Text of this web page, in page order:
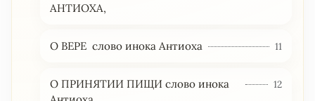
АНТИОХА,
О ВЕРЕ слово инока Антиоха 11
О ПРИНЯТИИ ПИЩИ слово инока
12